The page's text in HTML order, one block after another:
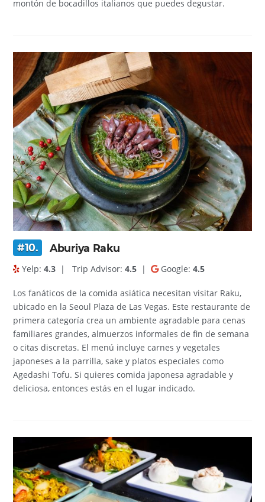
montón de bocadillos italianos que puedes degustar.
#10. Aburiya Raku
Yelp:4.3 | Trip Advisor:4.5 | Google:4.5
Los fanáticos de la comida asiática necesitan visitar Raku,
ubicado en la Seoul Plaza de Las Vegas. Este restaurante de
primera categoría crea un ambiente agradable para cenas
familiares grandes, almuerzos informales de fin de semana
o citas discretas. El menú incluye carnes y vegetales
japoneses a la parrilla, sake y platos especiales como
Agedashi Tofu. Si quieres comida japonesa agradable y
deliciosa, entonces estás en el lugar indicado.